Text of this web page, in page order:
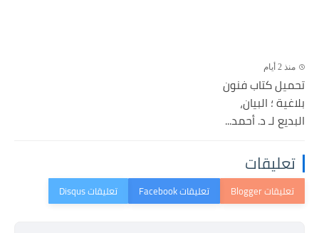
منذ 2 أيام
تحميل كتاب فنون
بلاغية ؛ البيان،
البديع لـ د. أحمد...
تعليقات